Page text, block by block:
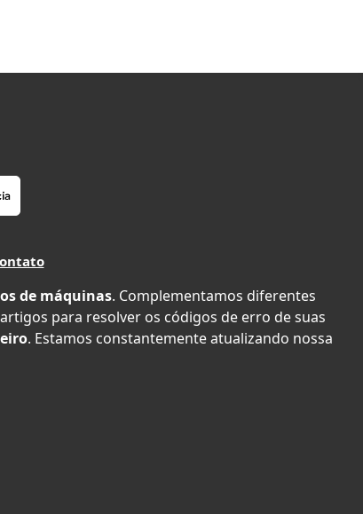
de máquinas. Complementamos diferentes
para resolver os códigos de erro de suas
. Estamos constantemente atualizando nossa